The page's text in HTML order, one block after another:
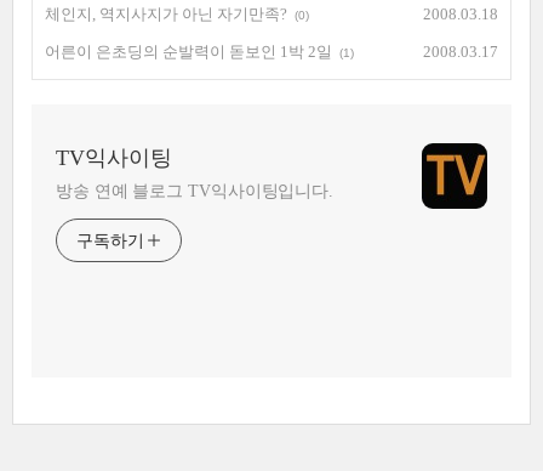
체인지, 역지사지가 아닌 자기만족? (0) 2008.03.18
어른이 은초딩의 순발력이 돋보인 1박 2일 (1) 2008.03.17
TV익사이팅
방송 연예 블로그 TV익사이팅입니다.
구독하기